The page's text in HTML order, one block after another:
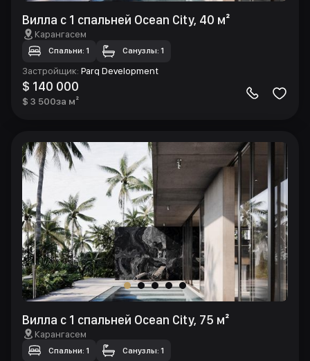
Вилла с 1 спальней Ocean City, 40 м²
Карангасем
Спальни: 1 Санузлы: 1
Застройщик: Parq Development
$ 140 000
$ 3 500за м²
Вилла с 1 спальней Ocean City, 75 м²
Карангасем
Спальни: 1 Санузлы: 1